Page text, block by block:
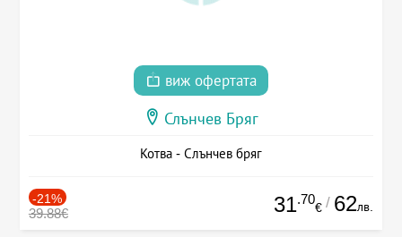
виж офертата
Слънчев Бряг
Котва - Слънчев бряг
-21%
39.88€ 31.70
€ / 62лв.